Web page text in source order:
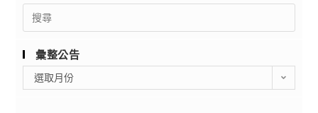
Search
for:
彙整公告
整
選取月份